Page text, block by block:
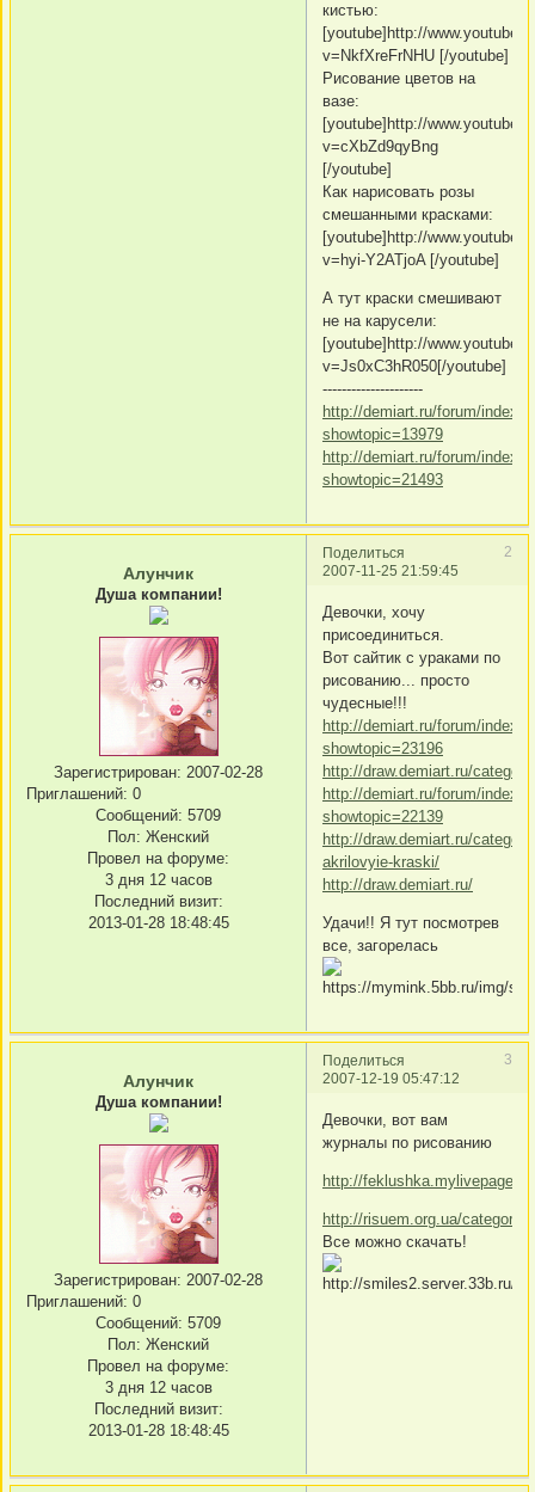
кистью:
[youtube]http://
v=NkfXreFrNHU [/youtube]
Рисование цветов на
вазе:
[youtube]http://
v=cXbZd9qyBng
[/youtube]
Как нарисовать розы
смешанными красками:
[youtube]http://
v=hyi-Y2ATjoA [/youtube]
А тут краски смешивают
не на карусели:
[youtube]http://
v=Js0xC3hR050[/youtube]
---------------------
http://demiart.ru/forum/
showtopic=13979
http://demiart.ru/forum/
showtopic=21493
Поделиться
2
2007-11-25 21:59:45
Алунчик
Душа компании!
Зарегистрирован: 2007-02-28
Приглашений: 0
Сообщений: 5709
Пол: Женский
Провел на форуме:
3 дня 12 часов
Последний визит:
2013-01-28 18:48:45
Девочки, хочу
присоединиться.
Вот сайтик с ураками по
рисованию... просто
чудесные!!!
http://demiart.ru/forum/
showtopic=23196
http://draw.demiart.ru/
http://demiart.ru/forum/
showtopic=22139
http://draw.demiart.ru/
akrilovyie-kraski/
http://draw.demiart.ru/
Удачи!! Я тут посмотрев
все, загорелась
Поделиться
3
2007-12-19 05:47:12
Алунчик
Душа компании!
Зарегистрирован: 2007-02-28
Приглашений: 0
Сообщений: 5709
Пол: Женский
Провел на форуме:
3 дня 12 часов
Последний визит:
2013-01-28 18:48:45
Девочки, вот вам
журналы по рисованию
http://
http://risuem.org.ua/category/
Все можно скачать!